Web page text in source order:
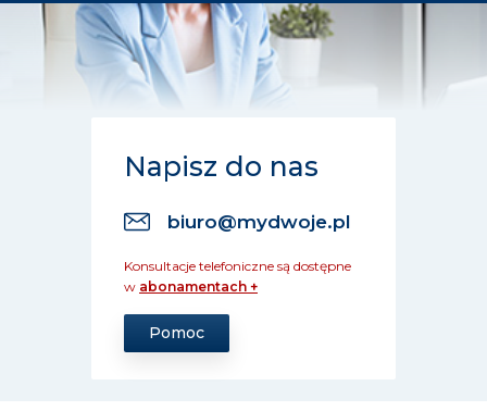
Napisz do nas
biuro@mydwoje.pl
Konsultacje telefoniczne są dostępne
w abonamentach +
Pomoc